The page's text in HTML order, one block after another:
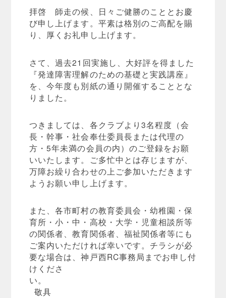
拝啓 師走の候、日々ご健勝のこととお慶
び申し上げます。平素は格別のご高配を賜
り、厚くお礼申し上げます。
さて、過去21回実施し、大好評を得ました
『発達障害理解のための基礎と実践講座』
を、今年度も別紙の通り開催することとな
りました。
つきましては、各クラブより3名程度（会
長・幹事・社会奉仕委員長または代理の
方・5年未満の会員の内）のご登録をお願
いいたします。ご多忙中とは存じますが、
万障お繰り合わせの上ご参加いただきます
ようお願い申し上げます。
また、各市町村の教育委員会・幼稚園・保
育所・小・中・高校・大学・児童相談所等
の関係者、教育関係者、福祉関係者等にも
ご案内いただければ幸いです。チラシが必
要な場合は、神戸西RC事務局までお申し付
けくださ
い
敬具